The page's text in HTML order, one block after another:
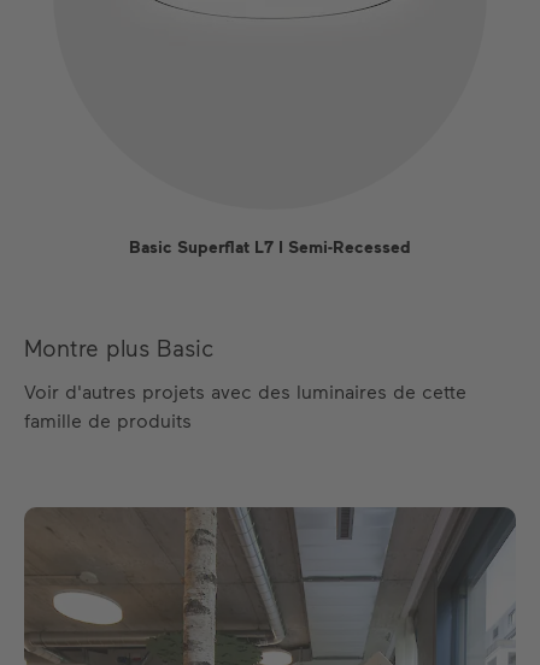
Basic Superflat L7 I Semi-Recessed
Montre plus Basic
Voir d'autres projets avec des luminaires de cette
famille de produits